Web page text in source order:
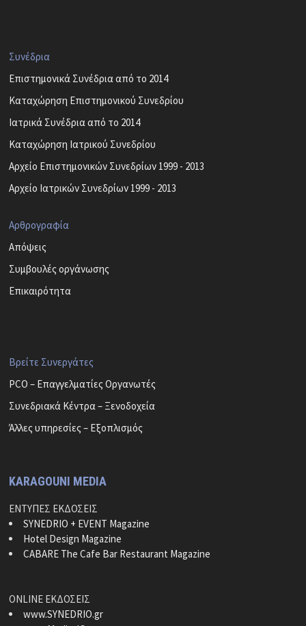
Συνέδρια
Επιστημονικά Συνέδρια από το 2014
Καταχώρηση Επιστημονικού Συνεδρίου
Ιατρικά Συνέδρια από το 2014
Καταχώρηση Ιατρικού Συνεδρίου
Αρχείο Επιστημονικών Συνεδρίων 1999 - 2013
Αρχείο Ιατρικών Συνεδρίων 1999 - 2013
Αρθρογραφία
Απόψεις
Συμβουλές οργάνωσης
Επικαιρότητα
Βρείτε Συνεργάτες
PCO – Επαγγελματίες Οργανωτές
Συνεδριακά Κέντρα – Ξενοδοχεία
Άλλες υπηρεσίες – Εξοπλισμός
KARAGOUNI MEDIA
ΕΝΤΥΠΕΣ ΕΚΔΟΣΕΙΣ
SYNEDRIO + EVENT Magazine
Hotel Design Magazine
CABARE The Cafe Bar Restaurant Magazine
ONLINE ΕΚΔΟΣΕΙΣ
www.SYNEDRIO.gr